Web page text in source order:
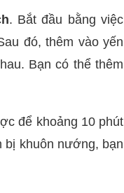
. Bắt đầu bằng việc
đó, thêm vào yến
Bạn có thể thêm
để khoảng 10 phút
bị khuôn nướng, bạn